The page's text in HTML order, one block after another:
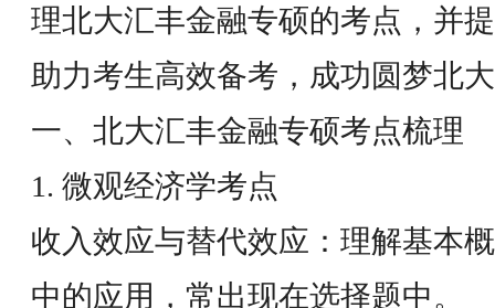
理北大汇丰金融专硕的考点，并
助力考生高效备考，成功圆梦北
一、北大汇丰金融专硕考点梳理
1. 微观经济学考点
收入效应与替代效应：理解基本
中的应用，常出现在选择题中。